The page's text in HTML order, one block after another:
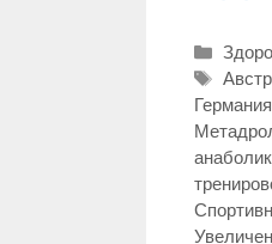
Метки
Германия